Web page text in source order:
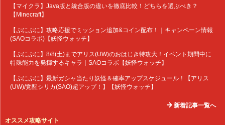
【マイクラ】Java版と統合版の違いを徹底比較！どちらを選ぶべき？
【Minecraft】
【ぷにぷに】攻略応援でミッション追加&コイン配布！｜キャンペーン情報
(SAOコラボ)【妖怪ウォッチ】
【ぷにぷに】8/8(土)までアリス(UW)のおはじき特攻大！イベント期間中に
特殊能力を発揮するキャラ｜SAOコラボ【妖怪ウォッチ】
【ぷにぷに】最新ガシャ当たり妖怪＆確率アップスケジュール！【アリス
(UW)/覚醒シリカ(SAO)超アップ！】【妖怪ウォッチ】
新着記事一覧へ
オススメ攻略サイト